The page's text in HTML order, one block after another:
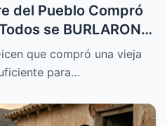
del Pueblo Compró
se BURLARON,
que compró una vieja
para…